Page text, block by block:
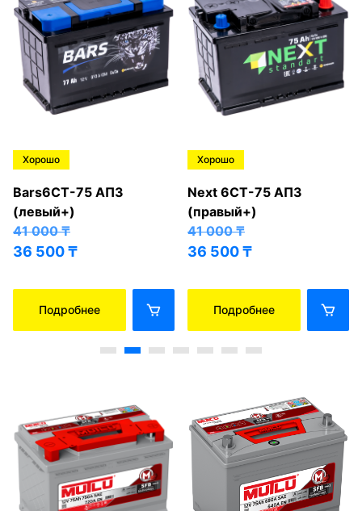
Хорошо
Bars6СТ-75 АПЗ
(левый+)
41 000₸
36 500₸
Подробнее
Хорошо
Next 6СТ-75 АПЗ
(правый+)
41 000₸
36 500₸
Подробнее